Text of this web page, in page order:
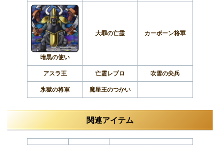
暗黒の使い
大罪の亡霊 カーボーン将軍
アスラ王 亡霊レブロ 吹雪の尖兵
氷獄の将軍 魔星王のつかい
関連アイテム